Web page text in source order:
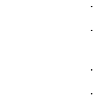
·
·
·
·